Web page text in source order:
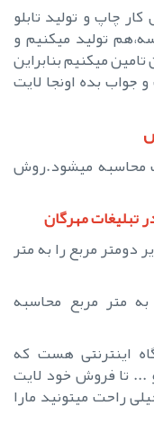
چاپ و تولید تابلو
تولید میکنیم و
میکنیم بنابراین
جواب بده اونجا لایت
محاسبه میشود.روش
تبلیغات مهرگان
دومتر مربع را به متر
از ۲متر مربع به متر مربع محاسبه
اینترنتی هست که
... تا فروش خود لایت
راحت میتونید مارا